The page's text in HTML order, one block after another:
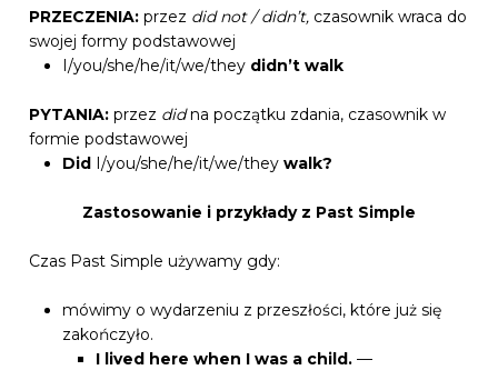
PRZECZENIA: przez did not / didn’t, czasownik wraca do
swojej formy podstawowej
I/you/she/he/it/we/they didn’t walk
PYTANIA: przez didna początku zdania, czasownik w
formie podstawowej
Did I/you/she/he/it/we/they walk?
Zastosowanie i przykłady z Past Simple
Czas Past Simple używamy gdy:
mówimy o wydarzeniu z przeszłości, które już się
zakończyło.
I lived here when I was a child. —